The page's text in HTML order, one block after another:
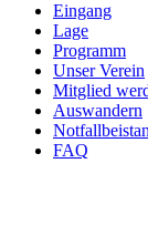
Eingang
Lage
Programm
Unser Verein
Mitglied
Auswandern
FAQ